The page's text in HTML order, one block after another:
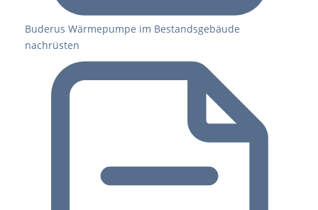
Buderus Wärmepumpe im Bestandsgebäude
nachrüsten